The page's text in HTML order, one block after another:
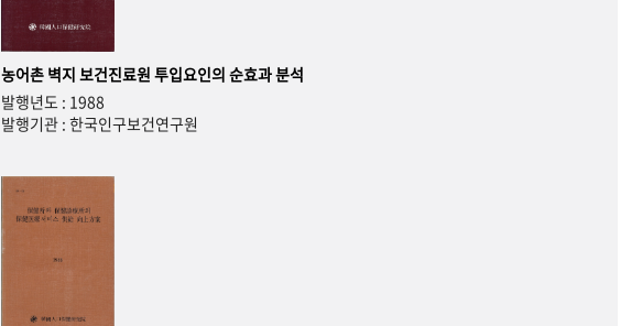
농어촌 벽지 보건진료원 투입요인의 순효과 분석
발행년도 : 1988
발행기관 : 한국인구보건연구원